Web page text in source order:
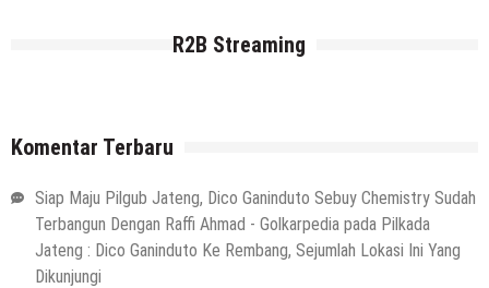
R2B Streaming
Komentar Terbaru
Siap Maju Pilgub Jateng, Dico Ganinduto Sebuy Chemistry Sudah
Terbangun Dengan Raffi Ahmad - Golkarpedia pada Pilkada
Jateng : Dico Ganinduto Ke Rembang, Sejumlah Lokasi Ini Yang
Dikunjungi